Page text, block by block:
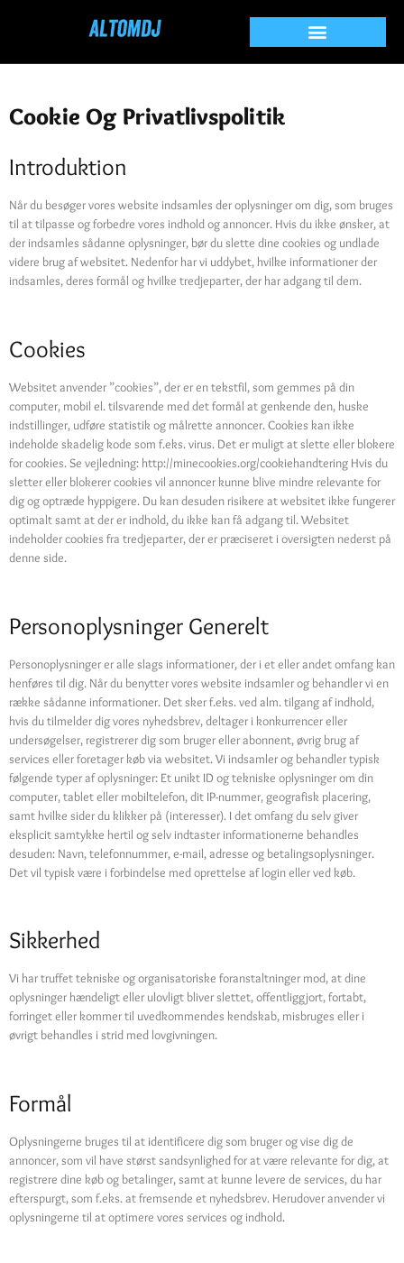
Cookie Og
Privatlivspolitik
Cookie Og Privatlivspolitik
Introduktion
Når du besøger vores website indsamles der oplysninger om dig, som bruges
til at tilpasse og forbedre vores indhold og annoncer. Hvis du ikke ønsker, at
der indsamles sådanne oplysninger, bør du slette dine cookies og undlade
videre brug af websitet. Nedenfor har vi uddybet, hvilke informationer der
indsamles, deres formål og hvilke tredjeparter, der har adgang til dem.
Cookies
Websitet anvender ”cookies”, der er en tekstfil, som gemmes på din
computer, mobil el. tilsvarende med det formål at genkende den, huske
indstillinger, udføre statistik og målrette annoncer. Cookies kan ikke
indeholde skadelig kode som f.eks. virus. Det er muligt at slette eller blokere
for cookies. Se vejledning: http://minecookies.org/cookiehandtering Hvis du
sletter eller blokerer cookies vil annoncer kunne blive mindre relevante for
dig og optræde hyppigere. Du kan desuden risikere at websitet ikke fungerer
optimalt samt at der er indhold, du ikke kan få adgang til. Websitet
indeholder cookies fra tredjeparter, der er præciseret i oversigten nederst på
denne side.
Personoplysninger Generelt
Personoplysninger er alle slags informationer, der i et eller andet omfang kan
henføres til dig. Når du benytter vores website indsamler og behandler vi en
række sådanne informationer. Det sker f.eks. ved alm. tilgang af indhold,
hvis du tilmelder dig vores nyhedsbrev, deltager i konkurrencer eller
undersøgelser, registrerer dig som bruger eller abonnent, øvrig brug af
services eller foretager køb via websitet. Vi indsamler og behandler typisk
følgende typer af oplysninger: Et unikt ID og tekniske oplysninger om din
computer, tablet eller mobiltelefon, dit IP-nummer, geografisk placering,
samt hvilke sider du klikker på (interesser). I det omfang du selv giver
eksplicit samtykke hertil og selv indtaster informationerne behandles
desuden: Navn, telefonnummer, e-mail, adresse og betalingsoplysninger.
Det vil typisk være i forbindelse med oprettelse af login eller ved køb.
Sikkerhed
Vi har truffet tekniske og organisatoriske foranstaltninger mod, at dine
oplysninger hændeligt eller ulovligt bliver slettet, offentliggjort, fortabt,
forringet eller kommer til uvedkommendes kendskab, misbruges eller i
øvrigt behandles i strid med lovgivningen.
Formål
Oplysningerne bruges til at identificere dig som bruger og vise dig de
annoncer, som vil have størst sandsynlighed for at være relevante for dig, at
registrere dine køb og betalinger, samt at kunne levere de services, du har
efterspurgt, som f.eks. at fremsende et nyhedsbrev. Herudover anvender vi
oplysningerne til at optimere vores services og indhold.